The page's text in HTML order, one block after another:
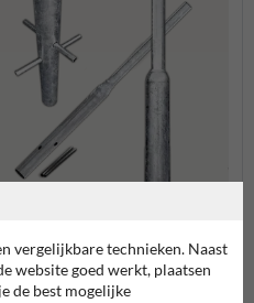
Bevestigingsmiddelen
vergelijkbare technieken. Naast
website goed werkt, plaatsen
de best mogelijke